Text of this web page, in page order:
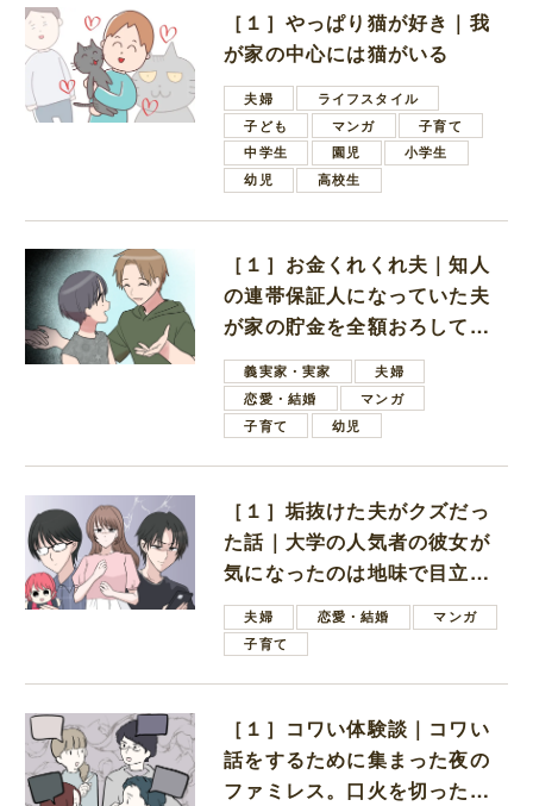
［１］やっぱり猫が好き｜我
が家の中心には猫がいる
夫婦
ライフスタイル
子ども
マンガ
子育て
中学生
園児
小学生
幼児
高校生
［１］お金くれくれ夫｜知人
の連帯保証人になっていた夫
が家の貯金を全額おろしてほ
しいと言ってきた
義実家・実家
夫婦
恋愛・結婚
マンガ
子育て
幼児
［１］垢抜けた夫がクズだっ
た話｜大学の人気者の彼女が
気になったのは地味で目立た
ない男子学生
夫婦 恋愛・結婚
マンガ
子育て
［１］コワい体験談｜コワい
話をするために集まった夜の
ファミレス。口火を切ったの